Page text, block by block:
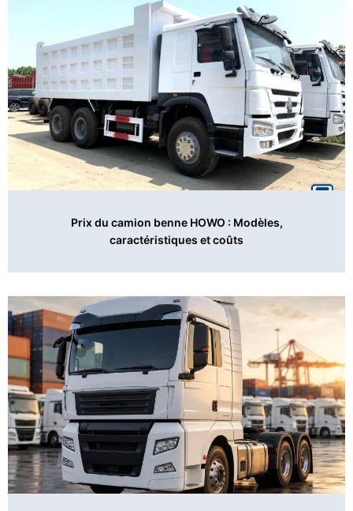
Prix du camion benne HOWO : Modèles,
caractéristiques et coûts